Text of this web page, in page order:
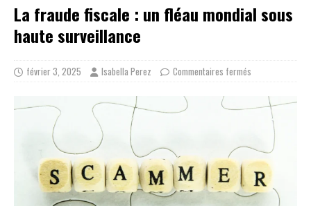
La fraude fiscale : un fléau mondial sous
haute surveillance
février 3, 2025 Isabella Perez Commentaires fermés